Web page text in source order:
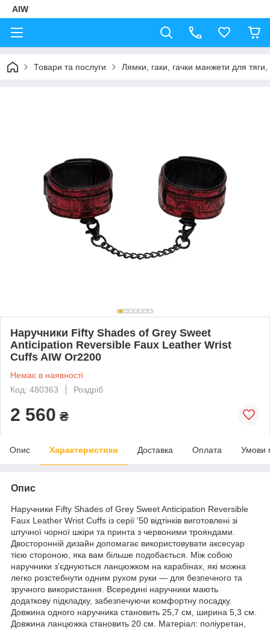
AIW
Товари та послуги Лямки, гаки, гачки манжети для
Наручники Fifty Shades of Grey Sweet
Anticipation Reversible Faux Leather Wrist
Cuffs AIW Or2200
Немає в наявності
Код: 480363
Роздріб
2 560 ₴
Опис Характеристики Доставка Оплата Умови
Опис
Наручники Fifty Shades of Grey Sweet Anticipation Reversible
Faux Leather Wrist Cuffs із серії '50 відтінків виготовлені зі
штучної чорної шкіри та принта з червоними трояндами.
Двосторонній дизайн допомагає використовувати аксесуар
тією стороною, яка вам більше подобається. Між собою
наручники з'єднуються ланцюжком на карабінах, які можна
легко розстебнути одним рухом руки — для безпечного та
зручного використання. Всередині наручники мають
додаткову підкладку, забезпечуючи комфортну посадку.
Довжина одного наручника становить 25,7 см, ширина 5,3 см.
Довжина ланцюжка становить 20 см. Матеріал: поліуретан,